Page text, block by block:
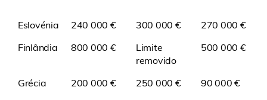
Eslovénia 240 000 € 300 000 €
270 000 €
Finlândia
800 000 €
Limite
removido
500 000 €
Grécia 200 000 € 250 000 € 90 000 €